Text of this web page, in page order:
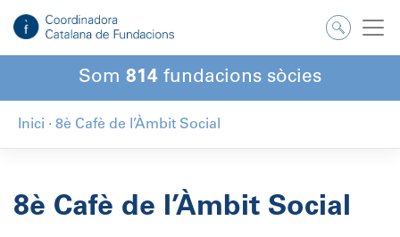
contingut
Som 814 fundacions sòcies
Inici · 8è Cafè de l’Àmbit Social
8è Cafè de l’Àmbit Social